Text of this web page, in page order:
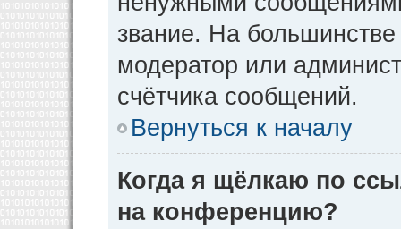
звание. На
модератор или
счётчика сообщений.
Вернуться к началу
Когда я щёлкаю по
на конференцию?